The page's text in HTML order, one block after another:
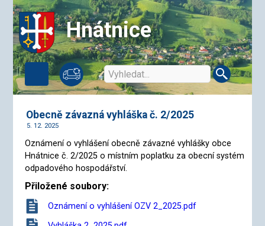
Hnátnice
Obecně závazná vyhláška č. 2/2025
5. 12. 2025
Oznámení o vyhlášení obecně závazné vyhlášky obce
Hnátnice č. 2/2025 o místním poplatku za obecní systém
odpadového hospodářství.
Přiložené soubory:
Oznámení o vyhlášení OZV 2_2025.pdf